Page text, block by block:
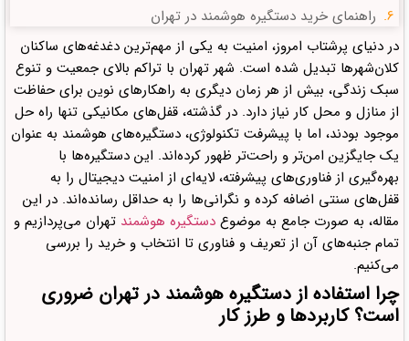
راهنمای خرید دستگیره هوشمند در تهران
دیدگاهتان را بنویسید لغو پاسخ
در دنیای پرشتاب امروز، امنیت به یکی از مهم‌ترین دغدغه‌های ساکنان
کلان‌شهرها تبدیل شده است. شهر تهران با تراکم بالای جمعیت و تنوع
سبک زندگی، بیش از هر زمان دیگری به راهکارهای نوین برای حفاظت
از منازل و محل کار نیاز دارد. در گذشته، قفل‌های مکانیکی تنها راه حل
موجود بودند، اما با پیشرفت تکنولوژی، دستگیره‌های هوشمند به عنوان
یک جایگزین امن‌تر و راحت‌تر ظهور کرده‌اند. این دستگیره‌ها با
بهره‌گیری از فناوری‌های پیشرفته، لایه‌ای از امنیت دیجیتال را به
قفل‌های سنتی اضافه کرده و نگرانی‌ها را به حداقل رسانده‌اند. در این
مقاله، به صورت جامع به موضوع دستگیره هوشمند تهران می‌پردازیم و
تمام جنبه‌های آن از تعریف و فناوری تا انتخاب و خرید را بررسی
می‌کنیم.
چرا استفاده از دستگیره هوشمند در تهران ضروری
است؟ کاربردها و طرز کار